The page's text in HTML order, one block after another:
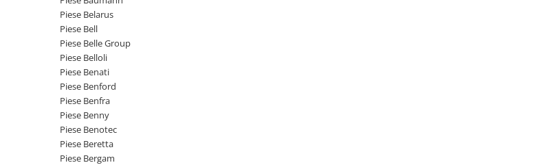
Ventilatoare
Pompa de ulei
Turbosuflanta
Diverse piese motor
Furtune si conducte
Piese Takeuchi
Piese Kobelco
Piese Jungheinrich
Piese Claas
Piese Iveco
Piese Nifty Lift
Piese Grove
Piese motor Perkins
Piese Belarus
Piese Bell
Piese Belle Group
Piese Belloli
Piese Benati
Piese Benford
Piese Benfra
Piese Benny
Piese Benotec
Piese Beretta
Piese Bergam